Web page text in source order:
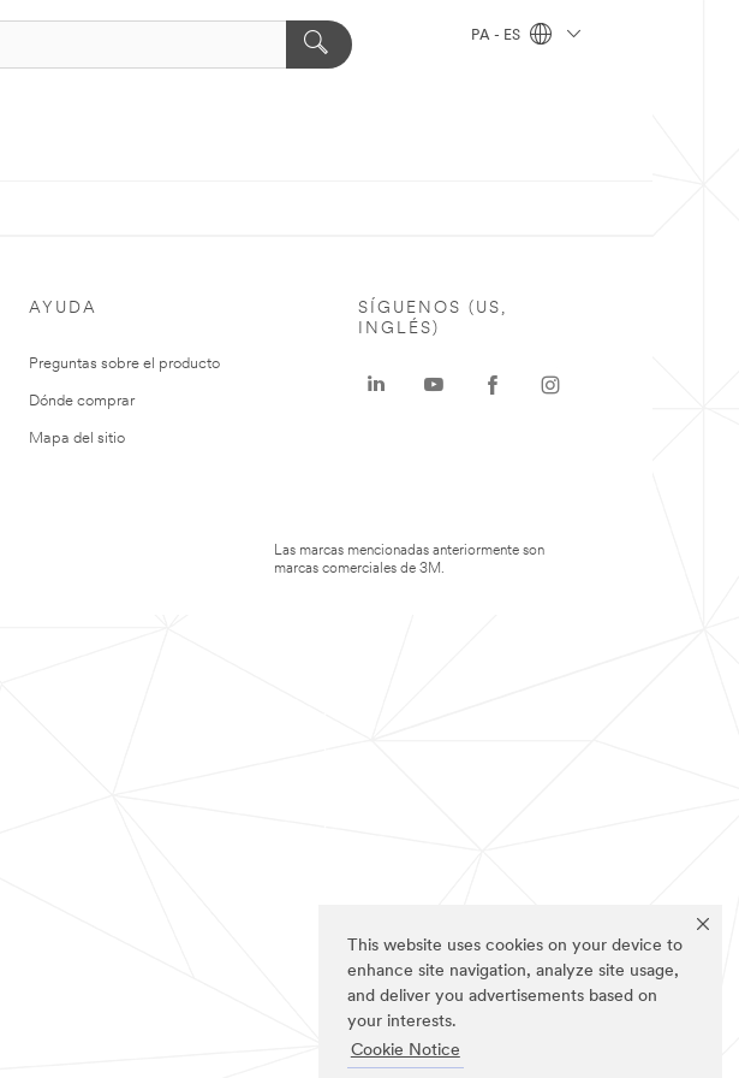
This website uses cookies on your device to
enhance site navigation, analyze site usage,
and deliver you advertisements based on
your interests.
Cookie Notice
PA - ES
AYUDA
Preguntas sobre el producto
Dónde comprar
Mapa del sitio
SÍGUENOS (US,
INGLÉS)
Las marcas mencionadas anteriormente son
marcas comerciales de 3M.